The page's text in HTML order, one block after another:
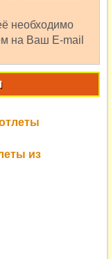
необходимо
на Ваш E-mail
из